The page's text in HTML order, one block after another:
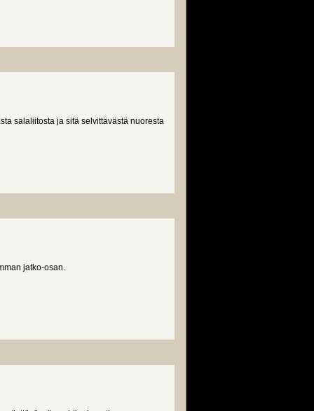
salaliitosta ja sitä selvittävästä nuoresta
jatko-osan.